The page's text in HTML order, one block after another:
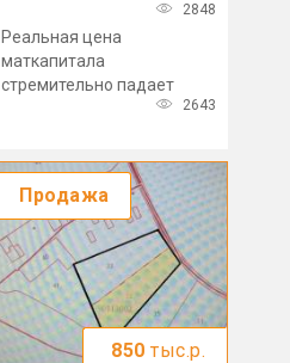
2848
Реальная цена
маткапитала
стремительно падает
2643
Продажа
850 тыс.р.